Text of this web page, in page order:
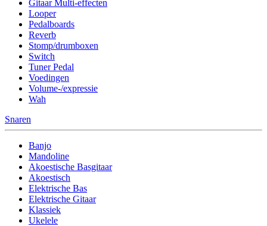
Gitaar Multi-effecten
Looper
Pedalboards
Reverb
Stomp/drumboxen
Switch
Tuner Pedal
Voedingen
Volume-/expressie
Wah
Snaren
Banjo
Mandoline
Akoestische Basgitaar
Akoestisch
Elektrische Bas
Elektrische Gitaar
Klassiek
Ukelele